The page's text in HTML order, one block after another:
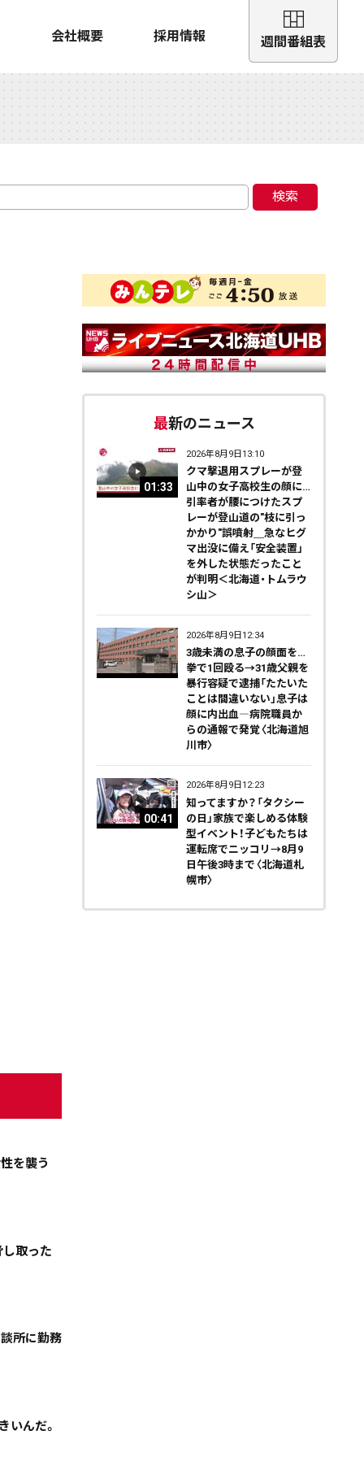
会社概要 採用情報 週間番組表
検索
を襲う
し取った
所に勤務
いんだ。
最新のニュース
01:33
2026年8月9日13:10
クマ撃退用スプレーが登
山中の女子高校生の顔に…
引率者が腰につけたスプ
レーが登山道の"枝に引っ
かかり"誤噴射＿急なヒグ
マ出没に備え「安全装置」
を外した状態だったこと
が判明＜北海道・トムラウ
シ山＞
2026年8月9日12:34
3歳未満の息子の顔面を…
拳で1回殴る→31歳父親を
暴行容疑で逮捕「たたいた
ことは間違いない」息子は
顔に内出血―病院職員か
らの通報で発覚〈北海道旭
川市〉
00:41
2026年8月9日12:23
知ってますか？「タクシー
の日」家族で楽しめる体験
型イベント！子どもたちは
運転席でニッコリ→8月9
日午後3時まで〈北海道札
幌市〉